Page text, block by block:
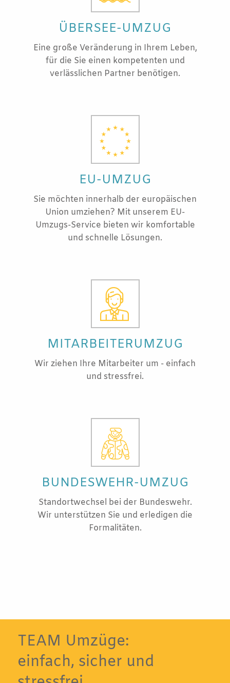
ÜBERSEE-UMZUG
Eine große Veränderung in Ihrem Leben,
für die Sie einen kompetenten und
verlässlichen Partner benötigen.
EU-UMZUG
Sie möchten innerhalb der europäischen
Union umziehen? Mit unserem EU-
Umzugs-Service bieten wir komfortable
und schnelle Lösungen.
MITARBEITERUMZUG
Wir ziehen Ihre Mitarbeiter um - einfach
und stressfrei.
BUNDESWEHR-UMZUG
Standortwechsel bei der Bundeswehr.
Wir unterstützen Sie und erledigen die
Formalitäten.
TEAM Umzüge:
einfach, sicher und